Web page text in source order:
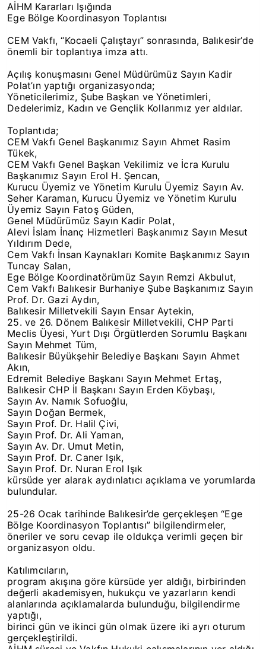
AİHM Kararları Işığında
Ege Bölge Koordinasyon Toplantısı
CEM Vakfı, “Kocaeli Çalıştayı” sonrasında, Balıkesir’de
önemli bir toplantıya imza attı.
Açılış konuşmasını Genel Müdürümüz Sayın Kadir
Polat’ın yaptığı organizasyonda;
Yöneticilerimiz, Şube Başkan ve Yönetimleri,
Dedelerimiz, Kadın ve Gençlik Kollarımız yer aldılar.
Toplantıda;
CEM Vakfı Genel Başkanımız Sayın Ahmet Rasim
Tükek,
CEM Vakfı Genel Başkan Vekilimiz ve İcra Kurulu
Başkanımız Sayın Erol H. Şencan,
Kurucu Üyemiz ve Yönetim Kurulu Üyemiz Sayın Av.
Seher Karaman, Kurucu Üyemiz ve Yönetim Kurulu
Üyemiz Sayın Fatoş Güden,
Genel Müdürümüz Sayın Kadir Polat,
Alevi İslam İnanç Hizmetleri Başkanımız Sayın Mesut
Yıldırım Dede,
Cem Vakfı İnsan Kaynakları Komite Başkanımız Sayın
Tuncay Salan,
Ege Bölge Koordinatörümüz Sayın Remzi Akbulut,
Cem Vakfı Balıkesir Burhaniye Şube Başkanımız Sayın
Prof. Dr. Gazi Aydın,
Balıkesir Milletvekili Sayın Ensar Aytekin,
25. ve 26. Dönem Balıkesir Milletvekili, CHP Parti
Meclis Üyesi, Yurt Dışı Örgütlerden Sorumlu Başkanı
Sayın Mehmet Tüm,
Balıkesir Büyükşehir Belediye Başkanı Sayın Ahmet
Akın,
Edremit Belediye Başkanı Sayın Mehmet Ertaş,
Balıkesir CHP İl Başkanı Sayın Erden Köybaşı,
Sayın Av. Namık Sofuoğlu,
Sayın Doğan Bermek,
Sayın Prof. Dr. Halil Çivi,
Sayın Prof. Dr. Ali Yaman,
Sayın Av. Dr. Umut Metin,
Sayın Prof. Dr. Caner Işık,
Sayın Prof. Dr. Nuran Erol Işık
kürsüde yer alarak aydınlatıcı açıklama ve yorumlarda
bulundular.
25-26 Ocak tarihinde Balıkesir’de gerçekleşen “Ege
Bölge Koordinasyon Toplantısı” bilgilendirmeler,
öneriler ve soru cevap ile oldukça verimli geçen bir
organizasyon oldu.
Katılımcıların,
program akışına göre kürsüde yer aldığı, birbirinden
değerli akademisyen, hukukçu ve yazarların kendi
alanlarında açıklamalarda bulunduğu, bilgilendirme
yaptığı,
birinci gün ve ikinci gün olmak üzere iki ayrı oturum
gerçekleştirildi.